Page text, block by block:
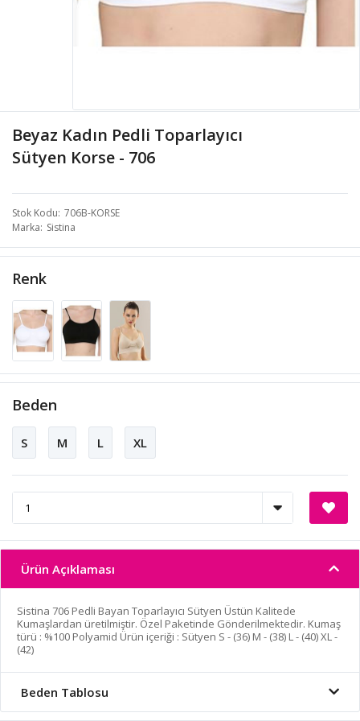
Beyaz Kadın Pedli Toparlayıcı
Sütyen Korse - 706
Stok Kodu 706B-KORSE
Marka Sistina
Renk
Beden
S M L XL
Ürün Açıklaması
Sistina 706 Pedli Bayan Toparlayıcı Sütyen Üstün Kalitede
Kumaşlardan üretilmiştir. Özel Paketinde Gönderilmektedir. Kumaş
türü : %100 Polyamid Ürün içeriği : Sütyen S - (36) M - (38) L - (40) XL -
(42)
Beden Tablosu